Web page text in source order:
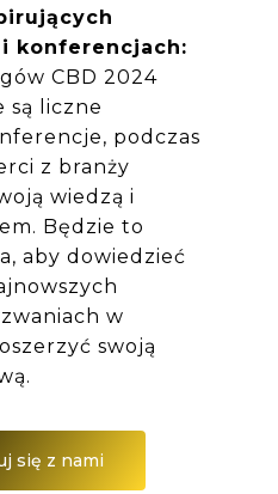
konferencjach:
CBD 2024
są liczne
podczas
z branży
wiedzą i
Będzie to
aby dowiedzieć
w
swoją
się z nami